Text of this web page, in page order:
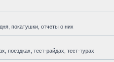
покатушки, отчеты о них
поездках, тест-райдах, тест-турах